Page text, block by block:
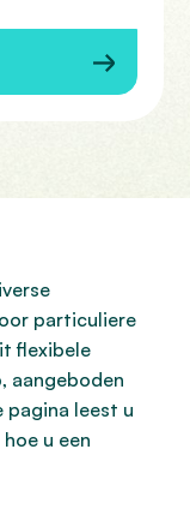
particuliere
flexibele
aangeboden
pagina leest u
u een